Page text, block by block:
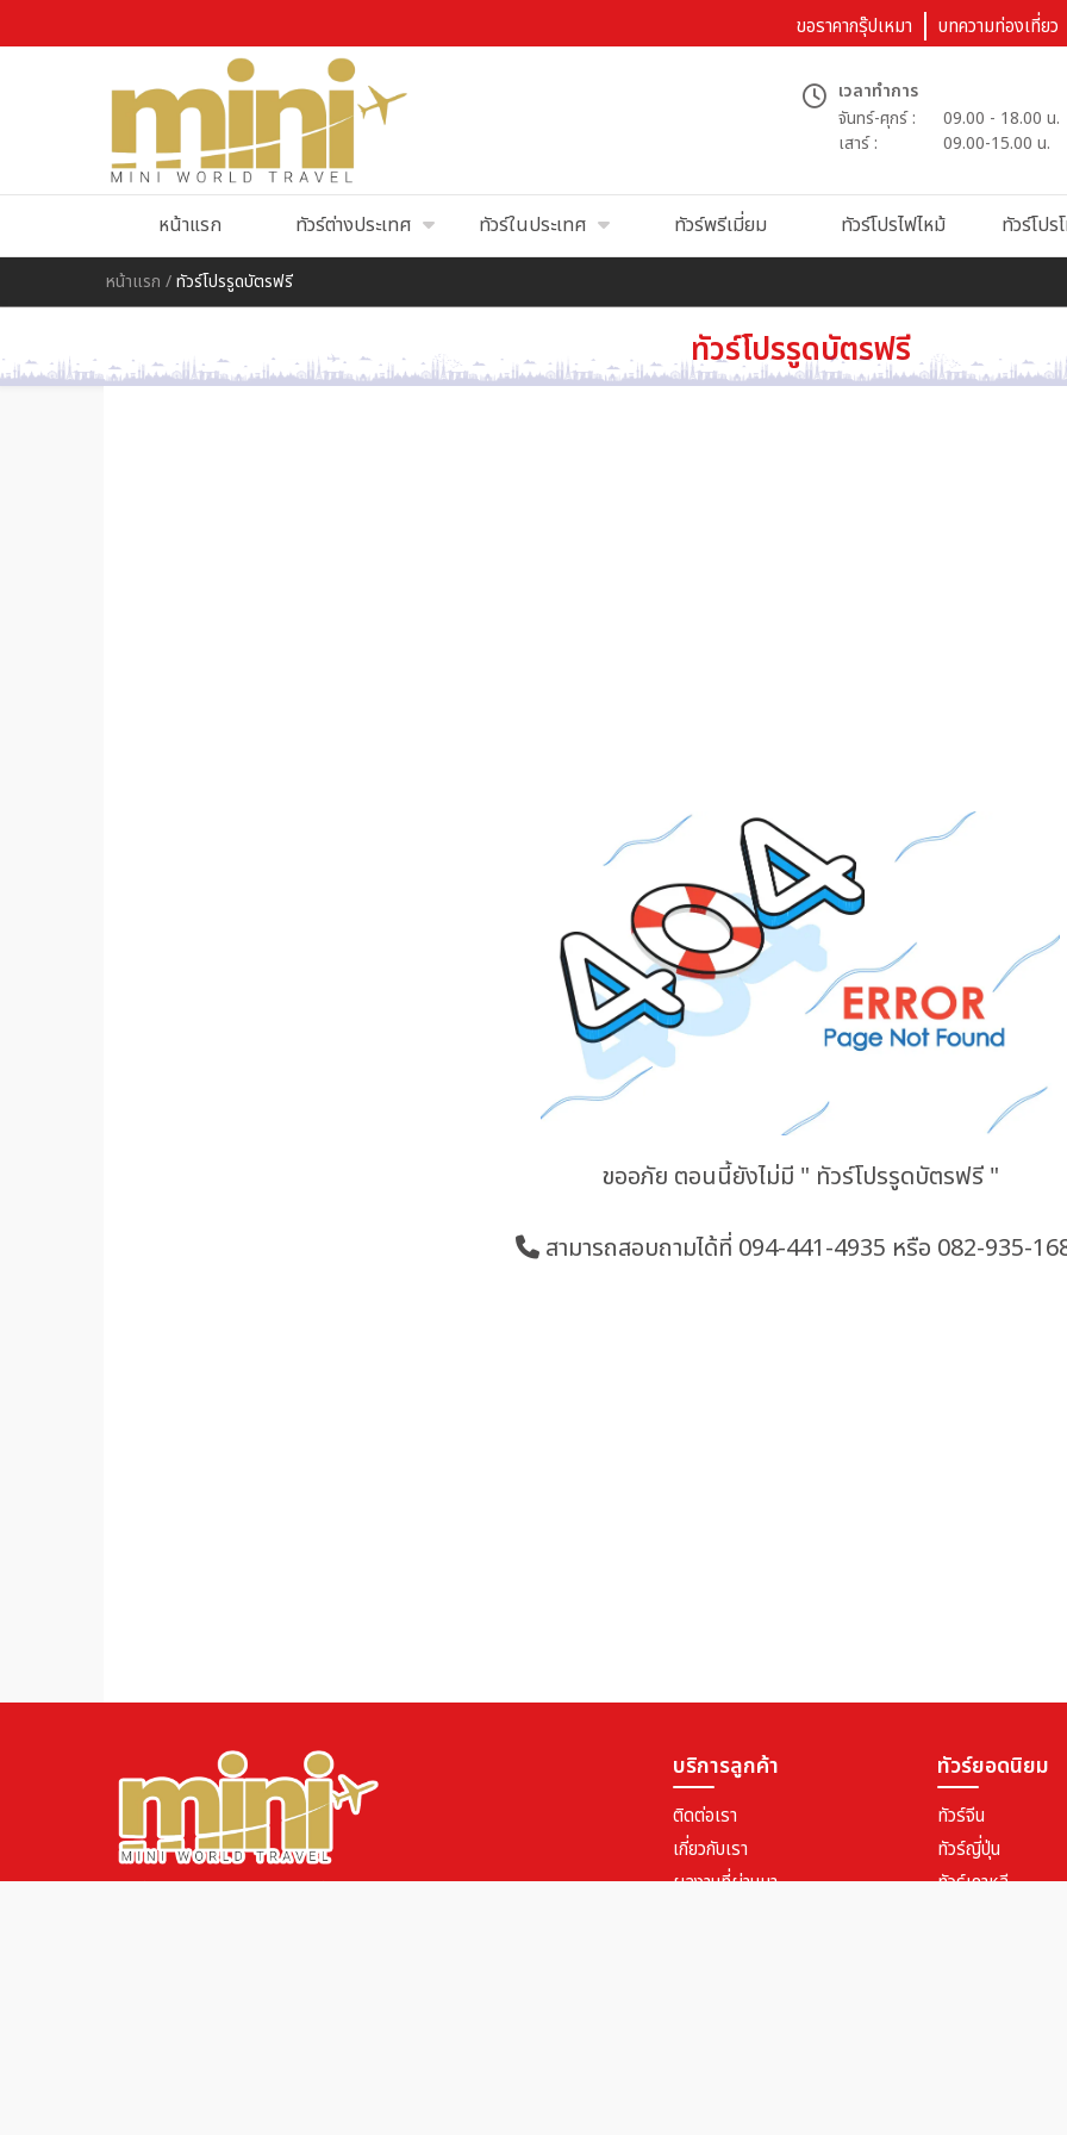
ขอราคากรุ๊ปเหมา บทความท่องเที่ยว
เวลาทำการ
จันทร์-ศุกร์ :
09.00 - 18.00 น.
เสาร์ :
09.00-15.00 น.
หน้าแรก ทัวร์ต่างประเทศ ทัวร์ในประเทศ ทัวร์พรีเมี่ยม ทัวร์โปรไฟไหม้ ทัวร์โป
หน้าแรก /ทัวร์โปรรูดบัตรฟรี
ทัวร์โปรรูดบัตรฟรี
ขออภัย ตอนนี้ยังไม่มี " ทัวร์โปรรูดบัตรฟรี "
สามารถสอบถามได้ที่ 094-441-4935 หรือ 082-935-
บริการลูกค้า
ติดต่อเรา
เกี่ยวกับเรา
ผลงานที่ผ่านมา
ทัวร์ยอดนิยม
ทัวร์จีน
ทัวร์ญี่ปุ่น
ทัวร์เกาหลี